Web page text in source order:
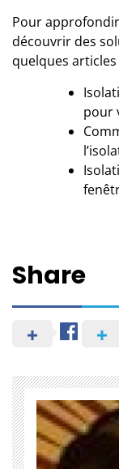
Pour
découvrir des
quelques
pour
Share